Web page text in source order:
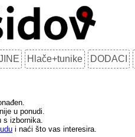
Hlače+tunike DODACI
u ponudi.
izbornika.
i naći što vas interesira.